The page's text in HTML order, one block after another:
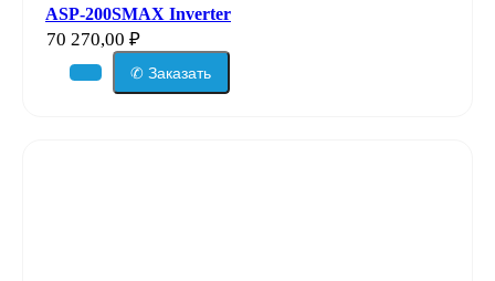
ASP-200SMAX Inverter
70 270,00 ₽
✆ Заказать